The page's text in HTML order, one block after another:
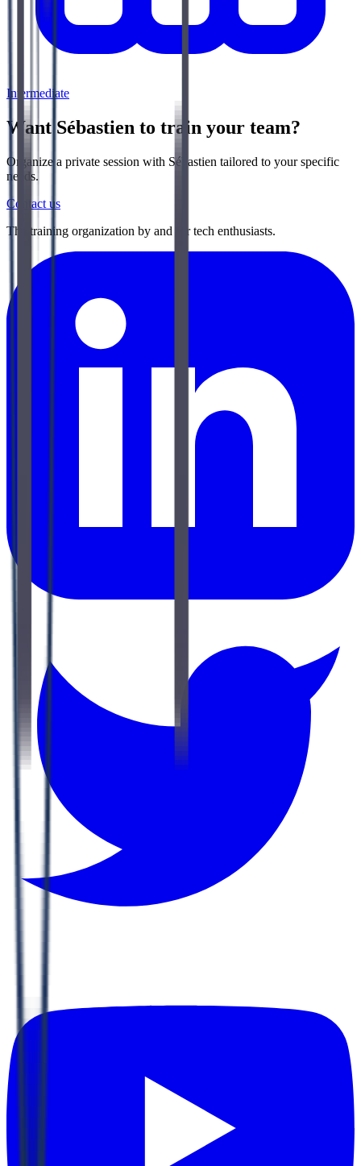
Intermediate
Want Sébastien to train your team?
Organize a private session with Sébastien tailored to your specific
needs.
Contact us
The training organization by and for tech enthusiasts.